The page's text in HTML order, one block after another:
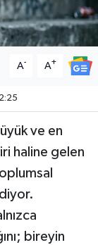
A- A+
ve en
haline gelen
bireyin